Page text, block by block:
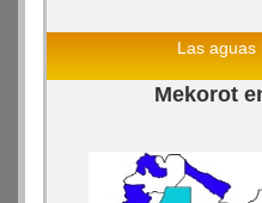
Las aguas
Mekorot